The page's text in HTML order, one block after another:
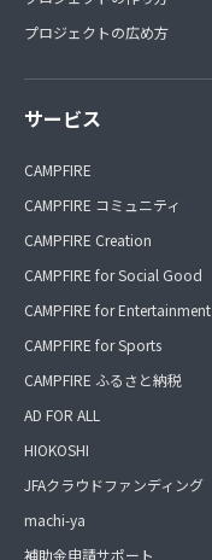
プロジェクトの広め方
サービス
CAMPFIRE
CAMPFIRE コミュニティ
CAMPFIRE Creation
CAMPFIRE for Social Good
CAMPFIRE for Entertainment
CAMPFIRE for Sports
CAMPFIRE ふるさと納税
AD FOR ALL
HIOKOSHI
JFAクラウドファンディング
machi-ya
補助金申請サポート